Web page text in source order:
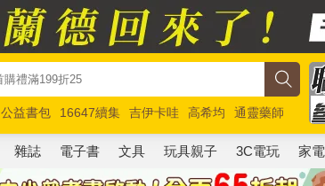
公益書包 16647續集 吉伊卡哇 高希均
通靈藥師
馬斯克 玩具總動員5 超慢跑
雜誌 電子書 文具 玩具親子 3C電玩 家電